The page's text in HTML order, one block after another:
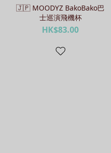
🇯🇵 MOODYZ BakoBako巴
士巡演飛機杯
HK$83.00